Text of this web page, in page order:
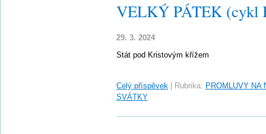
VELKÝ PÁTEK (cykl
29. 3. 2024
Stát pod Kristovým křížem
Celý příspěvek Rubrika: PROMLUVY NA
SVÁTKY